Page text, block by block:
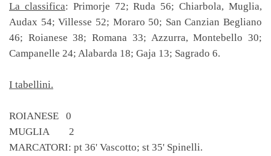
La classifica: Primorje 72; Ruda 56; Chiarbola, Muglia,
Audax 54; Villesse 52; Moraro 50; San Canzian Begliano
46; Roianese 38; Romana 33; Azzurra, Montebello 30;
Campanelle 24; Alabarda 18; Gaja 13; Sagrado 6.
I tabellini.
ROIANESE 0
MUGLIA 2
MARCATORI: pt 36' Vascotto; st 35' Spinelli.